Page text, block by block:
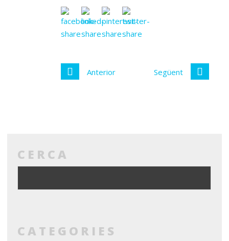
Anterior Següent
CERCA
CATEGORIES